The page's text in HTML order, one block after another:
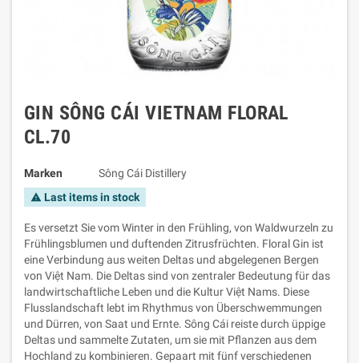
GIN SÔNG CÁI VIETNAM FLORAL
CL.70
Marken Sông Cái Distillery
warning Last items in stock
Es versetzt Sie vom Winter in den Frühling, von Waldwurzeln zu
Frühlingsblumen und duftenden Zitrusfrüchten. Floral Gin ist
eine Verbindung aus weiten Deltas und abgelegenen Bergen
von Việt Nam. Die Deltas sind von zentraler Bedeutung für das
landwirtschaftliche Leben und die Kultur Việt Nams. Diese
Flusslandschaft lebt im Rhythmus von Überschwemmungen
und Dürren, von Saat und Ernte. Sông Cái reiste durch üppige
Deltas und sammelte Zutaten, um sie mit Pflanzen aus dem
Hochland zu kombinieren. Gepaart mit fünf verschiedenen